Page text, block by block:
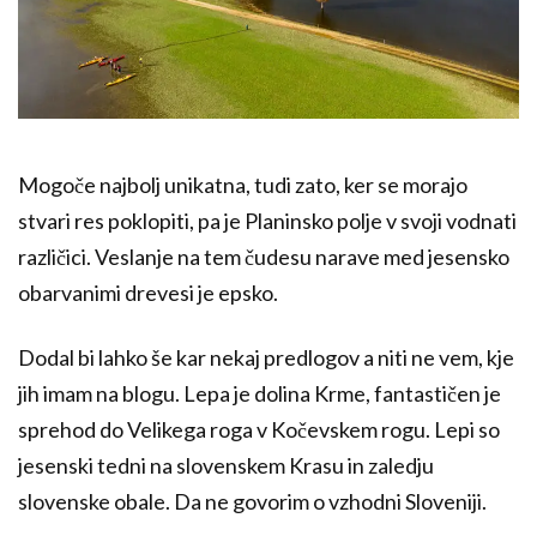
Mogoče najbolj unikatna, tudi zato, ker se morajo
stvari res poklopiti, pa je Planinsko polje v svoji vodnati
različici. Veslanje na tem čudesu narave med jesensko
obarvanimi drevesi je epsko.
Dodal bi lahko še kar nekaj predlogov a niti ne vem, kje
jih imam na blogu. Lepa je dolina Krme, fantastičen je
sprehod do Velikega roga v Kočevskem rogu. Lepi so
jesenski tedni na slovenskem Krasu in zaledju
slovenske obale. Da ne govorim o vzhodni Sloveniji.